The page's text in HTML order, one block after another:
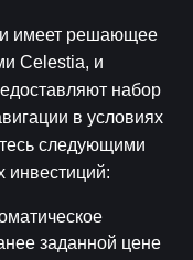
имеет решающее
Celestia, и
набор
в условиях
следующими
заданной цене